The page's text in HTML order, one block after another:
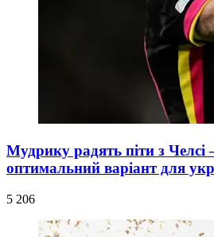
Мудрику радять піти з Челсі
оптимальний варіант для
5 206